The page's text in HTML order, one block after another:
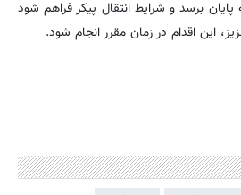
به پایان برسد و شرایط انتقال پیکر فراهم شود
این اقدام در زمان مقرر انجام شود.